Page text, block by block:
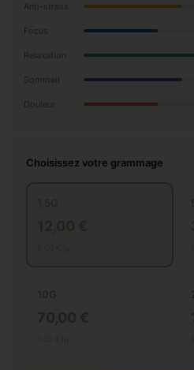
Anti-stress
Focus
Relaxation
Sommeil
Douleur
Choisissez votre grammage